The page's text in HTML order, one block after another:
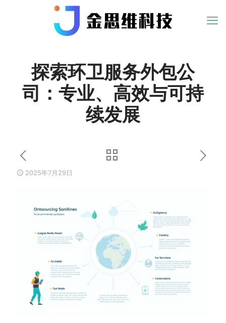
探索环卫服务外包公
司：专业、高效与可持
续发展
2025年7月29日